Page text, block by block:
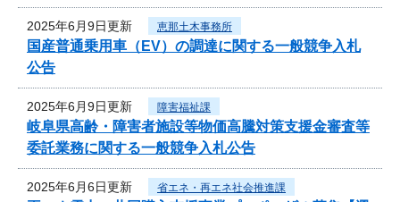
2025年6月9日更新 恵那土木事務所
国産普通乗用車（EV）の調達に関する一般競争入札
公告
2025年6月9日更新 障害福祉課
岐阜県高齢・障害者施設等物価高騰対策支援金審査等
委託業務に関する一般競争入札公告
2025年6月6日更新 省エネ・再エネ社会推進課